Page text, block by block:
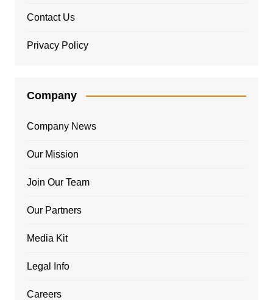
Contact Us
Privacy Policy
Company
Company News
Our Mission
Join Our Team
Our Partners
Media Kit
Legal Info
Careers